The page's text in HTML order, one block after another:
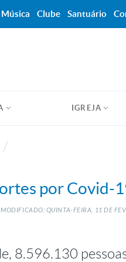
IGREJA
por Covid-
MODIFICADO: QUINTA-FEIRA, 11 DE
8.596.130
Música Clube Santuário